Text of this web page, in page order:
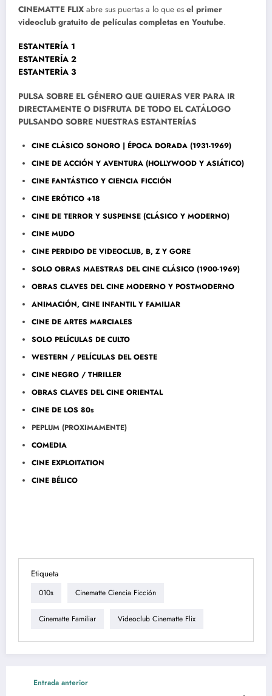
CINEMATTE FLIX abre sus puertas a lo que es el primer
videoclub gratuito de películas completas en Youtube.
ESTANTERÍA 1
ESTANTERÍA 2
ESTANTERÍA 3
PULSA SOBRE EL GÉNERO QUE QUIERAS VER PARA IR
DIRECTAMENTE O DISFRUTA DE TODO EL CATÁLOGO
PULSANDO SOBRE NUESTRAS ESTANTERÍAS
CINE CLÁSICO SONORO | ÉPOCA DORADA (1931-1969)
CINE DE ACCIÓN Y AVENTURA (HOLLYWOOD Y ASIÁTICO)
CINE FANTÁSTICO Y CIENCIA FICCIÓN
CINE ERÓTICO +18
CINE DE TERROR Y SUSPENSE (CLÁSICO Y MODERNO)
CINE MUDO
CINE PERDIDO DE VIDEOCLUB, B, Z Y GORE
SOLO OBRAS MAESTRAS DEL CINE CLÁSICO (1900-1969)
OBRAS CLAVES DEL CINE MODERNO Y POSTMODERNO
ANIMACIÓN, CINE INFANTIL Y FAMILIAR
CINE DE ARTES MARCIALES
SOLO PELÍCULAS DE CULTO
WESTERN / PELÍCULAS DEL OESTE
CINE NEGRO / THRILLER
OBRAS CLAVES DEL CINE ORIENTAL
CINE DE LOS 80s
PEPLUM (PROXIMAMENTE)
COMEDIA
CINE EXPLOITATION
CINE BÉLICO
Etiqueta
010s Cinematte Ciencia Ficción
Cinematte Familiar Videoclub Cinematte Flix
Entrada anterior